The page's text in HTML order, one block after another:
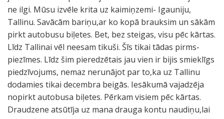
ne ilgi. Mūsu izvēle krita uz kaimiņzemi- Igauniju,
Tallinu. Savācām bariņu,ar ko kopā brauksim un sākām
pirkt autobusu biļetes. Bet, bez steigas, visu pēc kārtas.
Līdz Tallinai vēl neesam tikuši. Šīs tikai tādas pirms-
piezīmes. Līdz šim pieredzētais jau vien ir bijis smieklīgs
piedzīvojums, nemaz nerunājot par to,ka uz Tallinu
dodamies tikai decembra beigās. Iesākumā vajadzēja
nopirkt autobusa biļetes. Pērkam visiem pēc kārtas.
Draudzene atsūtīja uz mana drauga kontu naudiņu,lai